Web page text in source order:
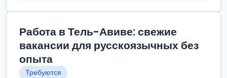
Работа в Тель-Авиве: свежие
вакансии для русскоязычных без
опыта
Требуются